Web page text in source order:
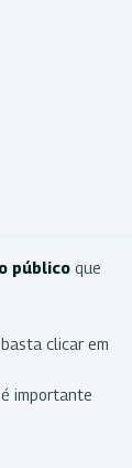
público que
clicar em
importante